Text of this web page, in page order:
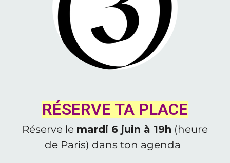
RÉSERVE TA PLACE
Réserve le mardi 6 juin à 19h (heure
de Paris) dans ton agenda